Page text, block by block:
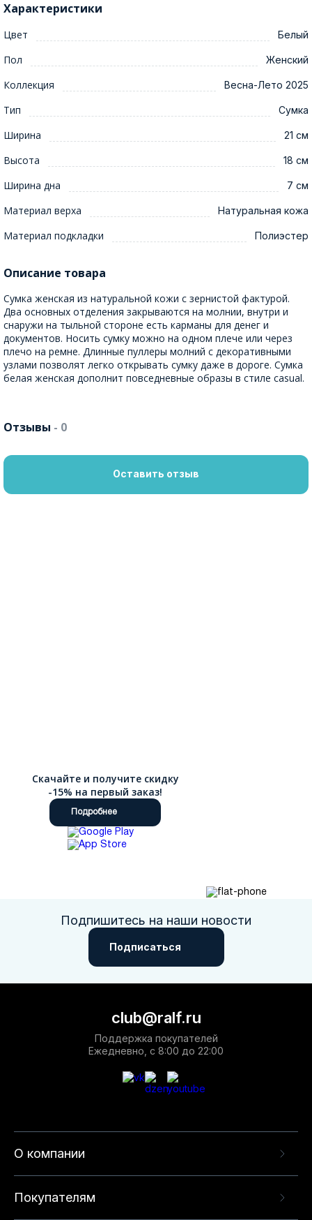
Характеристики
Цвет Белый
Пол Женский
Коллекция Весна-Лето 2025
Тип Сумка
Ширина 21 см
Высота 18 см
Ширина дна 7 см
Материал верха Натуральная кожа
Материал подкладки Полиэстер
Описание товара
Сумка женская из натуральной кожи с зернистой фактурой.
Два основных отделения закрываются на молнии, внутри и
снаружи на тыльной стороне есть карманы для денег и
документов. Носить сумку можно на одном плече или через
плечо на ремне. Длинные пуллеры молний с декоративными
узлами позволят легко открывать сумку даже в дороге. Сумка
белая женская дополнит повседневные образы в стиле casual.
Отзывы - 0
Оставить отзыв
Скачайте и получите скидку
-15% на первый заказ!
Подробнее
Подпишитесь на наши новости
Подписаться
О компании
Покупателям
club@ralf.ru
Поддержка покупателей
Ежедневно, с 8:00 до 22:00